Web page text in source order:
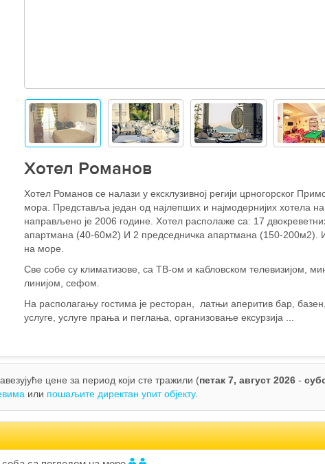
Хотел Романов
Хотел Романов се налази у ексклузивној регији црногорског
мора. Представља један од најлепших и најмодернијих хотела
направљено је 2006 године. Хотел располаже са: 17
апартмана (40-60м2) И 2 председничка апартмана (150-200м2).
на море.
Све собе су климатизове, са ТВ-ом и кабловском телевизијом,
линијом, сефом.
На располагању гостима је ресторан, латњи аперитив бар,
услуге, услуге прања и пеглања, организовање ексурзија ...
цене за период који сте тражили (петак 7, август 2026 -
или пошаљите директан упит објекту.